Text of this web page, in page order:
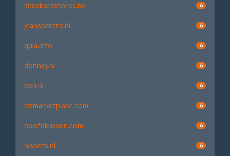
sneakersstores.be 6
jeanscentre.nl 6
qula.info 6
donnay.nl 6
ben.nl 6
mrmarketplace.com 6
hoofdkussen.com 6
nisbets.nl 6